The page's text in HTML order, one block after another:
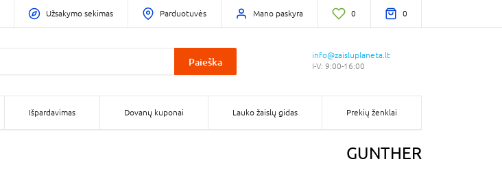
Užsakymo sekimas Parduotuvės Mano paskyra 0 0
Paieška
info@zaisluplaneta.lt
I-V: 9:00-16:00
Išpardavimas Dovanų kuponai Lauko žaislų gidas Prekių ženklai
GUNTHER